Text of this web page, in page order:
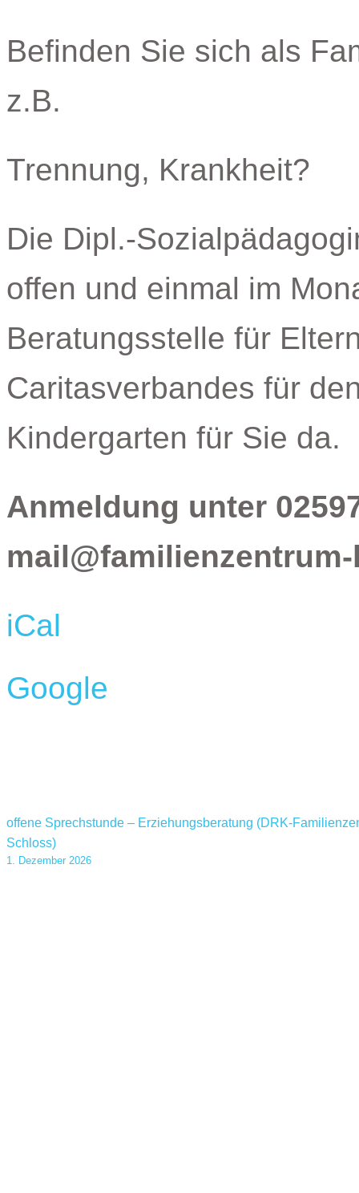
Befinden Sie sich als
z.B.
Trennung, Krankheit?
Die Dipl.-
offen und einmal im
Beratungsstelle für
Caritasverbandes für
Kindergarten für Sie da.
Anmeldung unter
iCal
Google
offene Sprechstunde – Erziehungsberatung (DRK-
Schloss)
1. Dezember 2026